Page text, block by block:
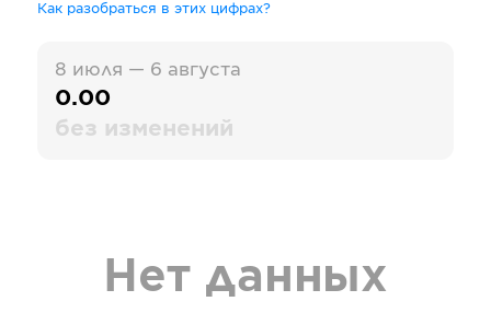
Как разобраться в этих цифрах?
8 июля — 6 августа
0.00
без изменений
Нет данных